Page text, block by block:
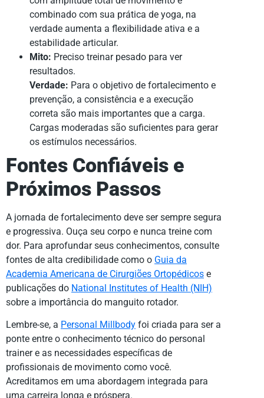
combinado com sua prática de yoga, na
verdade aumenta a flexibilidade ativa e a
estabilidade articular.
Mito: Preciso treinar pesado para ver
resultados.
Verdade: Para o objetivo de fortalecimento e
prevenção, a consistência e a execução
correta são mais importantes que a carga.
Cargas moderadas são suficientes para gerar
os estímulos necessários.
Fontes Confiáveis e
Próximos Passos
A jornada de fortalecimento deve ser sempre segura
e progressiva. Ouça seu corpo e nunca treine com
dor. Para aprofundar seus conhecimentos, consulte
fontes de alta credibilidade como o Guia da
Academia Americana de Cirurgiões Ortopédicos e
publicações do National Institutes of Health (NIH)
sobre a importância do manguito rotador.
Lembre-se, a Personal Millbody foi criada para ser a
ponte entre o conhecimento técnico do personal
trainer e as necessidades específicas de
profissionais de movimento como você.
Acreditamos em uma abordagem integrada para
uma carreira longa e próspera.